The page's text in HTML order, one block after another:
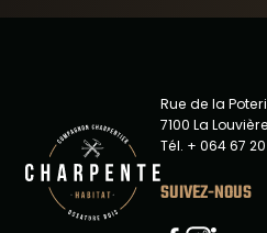
Rue de la
7100 La Louvière
Tél. + 064 67
SUIVEZ-NOUS